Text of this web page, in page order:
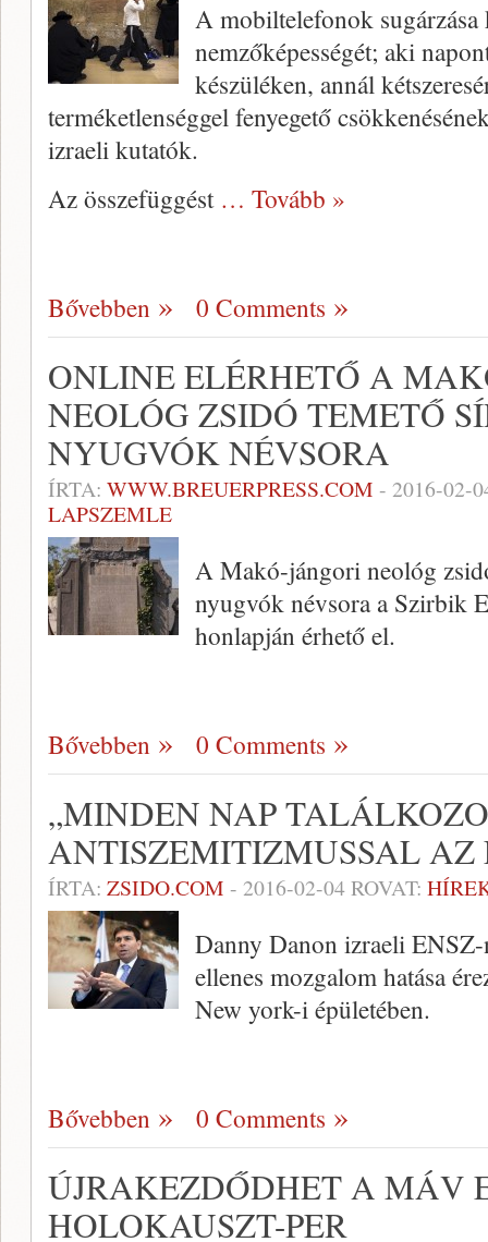
A mobiltelefonok
nemzőképességét; aki
készüléken, annál
terméketlenséggel fenyegető
izraeli kutatók.
Az összefüggést … Tovább »
Bővebben 0 Comments
ONLINE ELÉRHETŐ A
NEOLÓG ZSIDÓ TEMETŐ
NYUGVÓK NÉVSORA
ÍRTA: WWW.BREUERPRESS.COM - 2016-02-
LAPSZEMLE
A Makó-jángori neológ
nyugvók névsora a Szirbik
honlapján érhető el.
Bővebben 0 Comments
„MINDEN NAP
ANTISZEMITIZMUSSAL AZ
ÍRTA: ZSIDO.COM - 2016-02-04ROVAT:
Danny Danon izraeli
ellenes mozgalom hatása
New york-i épületében.
Bővebben 0 Comments
ÚJRAKEZDŐDHET A MÁV
HOLOKAUSZT-PER